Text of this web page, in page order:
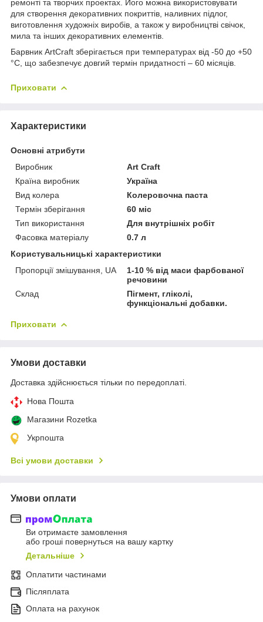
ремонті та творчих проектах. Його можна використовувати
для створення декоративних покриттів, наливних підлог,
виготовлення художніх виробів, а також у виробництві свічок,
мила та інших декоративних елементів.
Барвник ArtCraft зберігається при температурах від -50 до +50
°C, що забезпечує довгий термін придатності – 60 місяців.
Приховати
Характеристики
Основні атрибути
Виробник
Art Craft
Країна виробник
Україна
Вид колера
Колеровочна паста
Термін зберігання
60 міс
Тип використання
Для внутрішніх робіт
Фасовка матеріалу
0.7 л
Користувальницькі характеристики
Пропорції змішування, UA
1-10 % від маси фарбованої
речовини
Склад
Пігмент, гліколі,
функціональні добавки.
Приховати
Умови доставки
Доставка здійснюється тільки по передоплаті.
Нова Пошта
Магазини Rozetka
Укрпошта
Всі умови доставки
Умови оплати
Ви отримаєте замовлення
або гроші повернуться на вашу картку
Детальніше
Оплатити частинами
Післяплата
Оплата на рахунок